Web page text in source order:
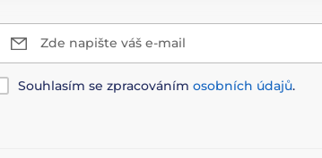
Zde napište váš e-mail
Souhlasím se zpracováním osobních údajů.